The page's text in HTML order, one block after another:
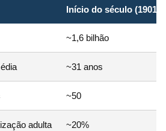
Início do século (1901)
~1,6 bilhão
~31 anos
~50
adulta ~20%